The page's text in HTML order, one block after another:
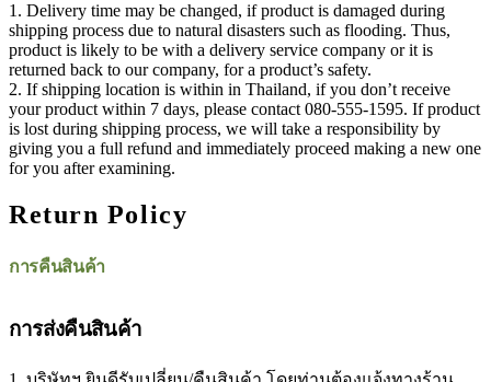
1. Delivery time may be changed, if product is damaged during
shipping process due to natural disasters such as flooding. Thus,
product is likely to be with a delivery service company or it is
returned back to our company, for a product’s safety.
2. If shipping location is within in Thailand, if you don’t receive
your product within 7 days, please contact 080-555-1595. If product
is lost during shipping process, we will take a responsibility by
giving you a full refund and immediately proceed making a new one
for you after examining.
Return Policy
การคืนสินค้า
การส่งคืนสินค้า